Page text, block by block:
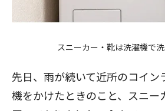
スニーカー・靴は洗濯機で洗
先日、雨が続いて近所のコイン
機をかけたときのこと、スニー